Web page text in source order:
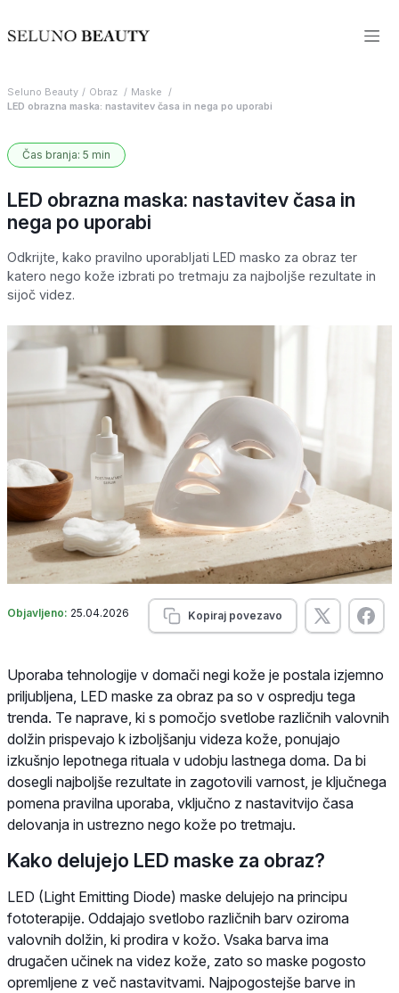
Seluno Beauty Obraz
Maske
LED obrazna maska: nastavitev časa in nega po uporabi
Čas branja: 5 min
LED obrazna maska: nastavitev časa in
nega po uporabi
Odkrijte, kako pravilno uporabljati LED masko za obraz ter
katero nego kože izbrati po tretmaju za najboljše rezultate in
sijoč videz.
Objavljeno: 25.04.2026 Kopiraj povezavo
Uporaba tehnologije v domači negi kože je postala izjemno
priljubljena, LED maske za obraz pa so v ospredju tega
trenda. Te naprave, ki s pomočjo svetlobe različnih valovnih
dolžin prispevajo k izboljšanju videza kože, ponujajo
izkušnjo lepotnega rituala v udobju lastnega doma. Da bi
dosegli najboljše rezultate in zagotovili varnost, je ključnega
pomena pravilna uporaba, vključno z nastavitvijo časa
delovanja in ustrezno nego kože po tretmaju.
Kako delujejo LED maske za obraz?
LED (Light Emitting Diode) maske delujejo na principu
fototerapije. Oddajajo svetlobo različnih barv oziroma
valovnih dolžin, ki prodira v kožo. Vsaka barva ima
drugačen učinek na videz kože, zato so maske pogosto
opremljene z več nastavitvami. Najpogostejše barve in